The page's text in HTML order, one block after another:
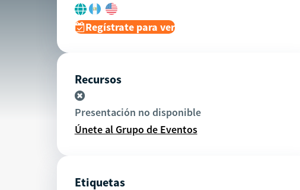
Regístrate para ver
Recursos
Presentación no disponible
Únete al Grupo de Eventos
Etiquetas